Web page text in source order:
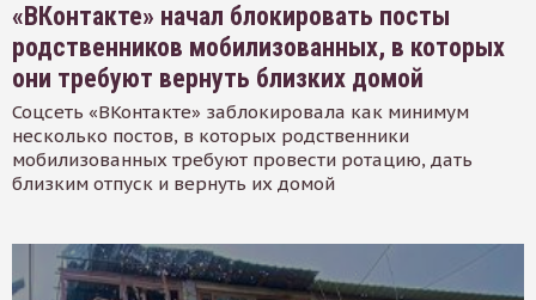
«ВКонтакте» начал блокировать посты
родственников мобилизованных, в которых
они требуют вернуть близких домой
Соцсеть «ВКонтакте» заблокировала как минимум
несколько постов, в которых родственники
мобилизованных требуют провести ротацию, дать
близким отпуск и вернуть их домой